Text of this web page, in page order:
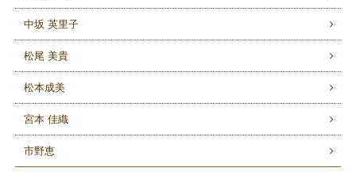
中坂 英里子
松尾 美貴
松本成美
宮本 佳織
市野恵